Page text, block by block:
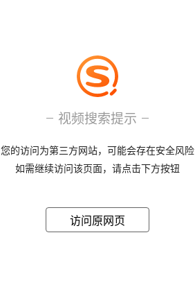
视频搜索提示
您的访问为第三方网站，可能会存在安全风险
如需继续访问该页面，请点击下方按钮
访问原网页